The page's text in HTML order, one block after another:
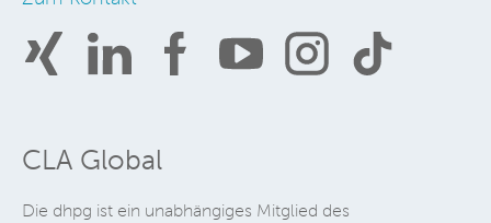
CLA Global
Die dhpg ist ein unabhängiges Mitglied des